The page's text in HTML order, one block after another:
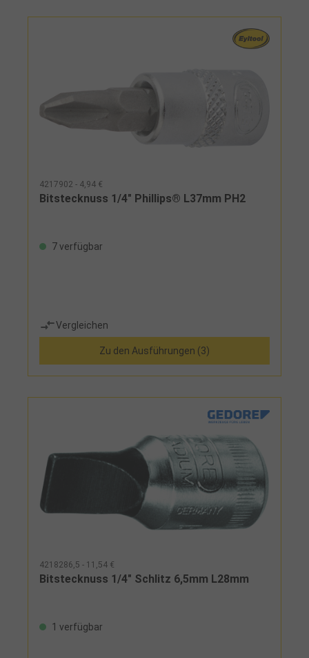
4217902 - 4,94 €
Bitstecknuss 1/4" Phillips® L37mm PH2
7 verfügbar
Vergleichen
Zu den Ausführungen (3)
4218286,5 - 11,54 €
Bitstecknuss 1/4" Schlitz 6,5mm L28mm
1 verfügbar